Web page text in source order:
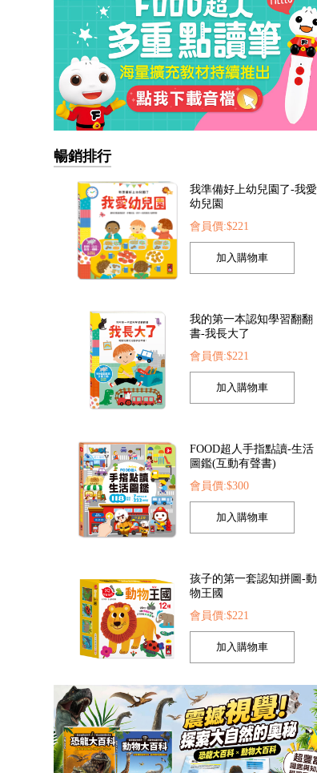
暢銷排行
我的第一本認知學習翻翻
書-我長大了
會員價:$221
FOOD超人手指點讀-生活
圖鑑(互動有聲書)
會員價:$300
孩子的第一套認知拼圖-動
物王國
會員價:$221
我準備好上幼兒園了-我愛
幼兒園
會員價:$221
FOOD超人夢幻泡泡槍
會員價:$205
會員價:$205